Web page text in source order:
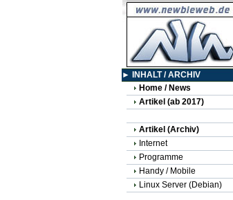
► INHALT / ARCHIV
Home / News
Artikel (ab 2017)
Artikel (Archiv)
Internet
Programme
Handy / Mobile
Linux Server (Debian)